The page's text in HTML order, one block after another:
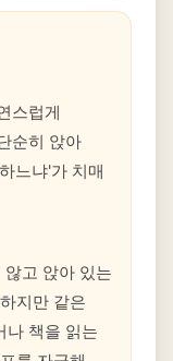
스럽게
순히 앉아
느냐'가 치매
고 앉아 있는
지만 같은
나 책을 읽는